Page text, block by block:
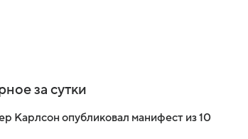
за сутки
Карлсон опубликовал манифест из 10